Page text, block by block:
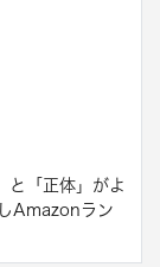
と「正体」がよ
Amazonラン